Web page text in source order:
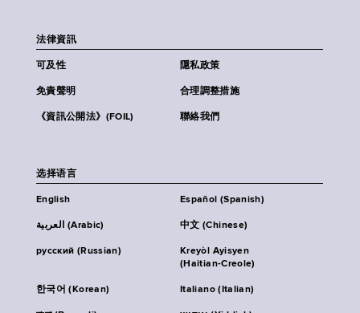
法律資訊
可及性 隱私政策
免責聲明 合理調整措施
《資訊公開法》(FOIL) 聯絡我們
选择语言
English Español (Spanish)
العربية (Arabic) 中文 (Chinese)
русский (Russian)
Kreyòl Ayisyen
(Haitian-Creole)
한국어 (Korean) Italiano (Italian)